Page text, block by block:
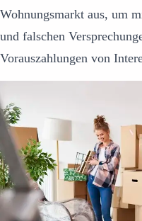
Wohnungsmarkt aus, um
und falschen
Vorauszahlungen von